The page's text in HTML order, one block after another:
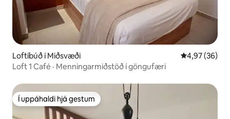
Loftíbúð í Miðsvæði 4,97 af 5 í
4,97 (36)
Loft 1 Café · Menningarmiðstöð í göngufæri
Í uppáhaldi hjá gestum
Í uppáhaldi hjá gestum